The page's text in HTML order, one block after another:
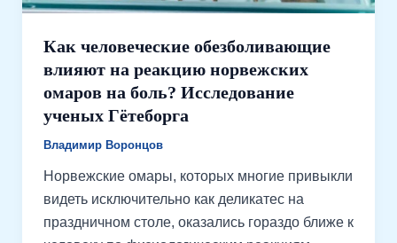
Как человеческие обезболивающие
влияют на реакцию норвежских
омаров на боль? Исследование
ученых Гётеборга
Владимир Воронцов
Норвежские омары, которых многие привыкли
видеть исключительно как деликатес на
праздничном столе, оказались гораздо ближе к